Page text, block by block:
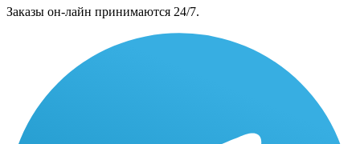
Заказы он-лайн принимаются 24/7.